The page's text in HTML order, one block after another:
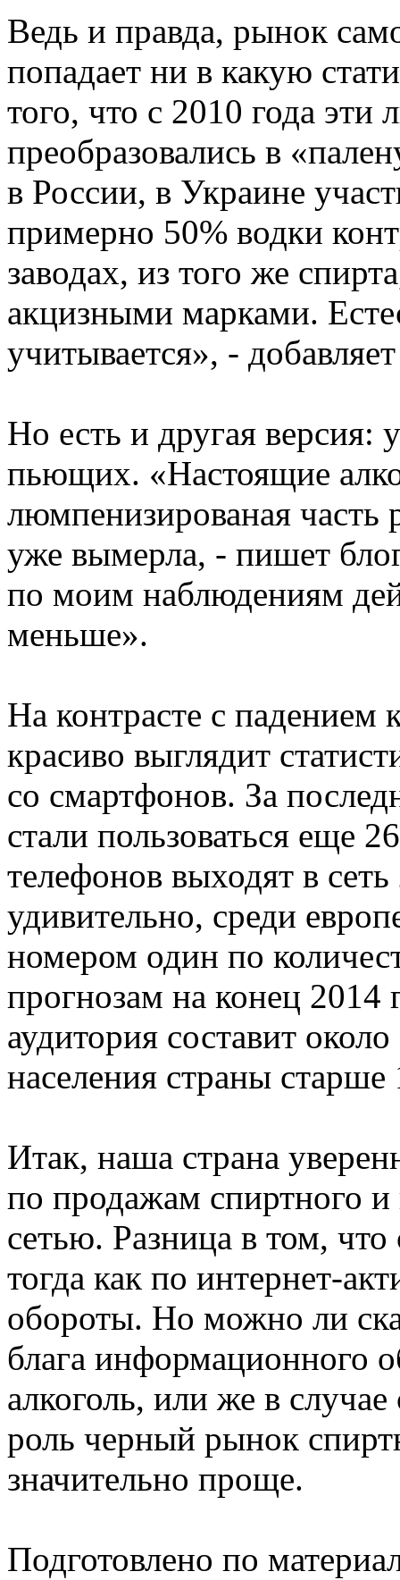
Ведь и правда, рынок
попадает ни в какую
того, что с 2010 года
преобразовались в
в России, в Украине
примерно 50% водки
заводах, из того же
акцизными марками.
учитывается», -
Но есть и другая
пьющих. «Настоящие
люмпенизированая часть
уже вымерла, - пишет
по моим наблюдениям
меньше».
На контрасте с падением
красиво выглядит
со смартфонов. За
стали пользоваться еще
телефонов выходят в
удивительно, среди
номером один по
прогнозам на конец 2014
аудитория составит
населения страны старше
Итак, наша страна
по продажам спиртного
сетью. Разница в том, что
тогда как по интернет-
обороты. Но можно ли
блага информационного
алкоголь, или же в
роль черный рынок
значительно проще.
Подготовлено по